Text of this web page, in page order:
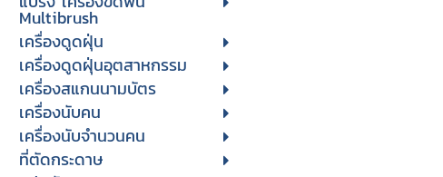
Multibrush
เครื่องดูดฝุ่น
เครื่องดูดฝุ่นอุตสาหกรรม
เครื่องสแกนนามบัตร
เครื่องนับคน
เครื่องนับจํานวนคน
ที่ตัดกระดาษ